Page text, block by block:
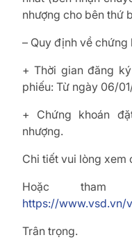
nhượng cho bên thứ
– Quy định về chứng
+ Thời gian đăng
phiếu: Từ ngày 06/
+ Chứng khoán
nhượng.
Chi tiết vui lòng xem
Hoặc tham
https://www.vsd.vn/
Trân trọng.